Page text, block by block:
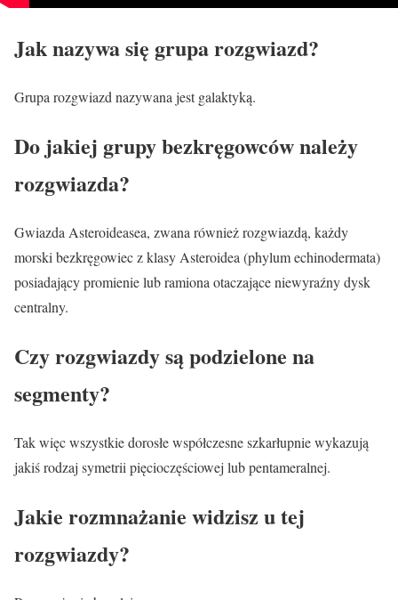
Jak nazywa się grupa rozgwiazd?
Grupa rozgwiazd nazywana jest galaktyką.
Do jakiej grupy bezkręgowców należy
rozgwiazda?
Gwiazda Asteroideasea, zwana również rozgwiazdą, każdy
morski bezkręgowiec z klasy Asteroidea (phylum echinodermata)
posiadający promienie lub ramiona otaczające niewyraźny dysk
centralny.
Czy rozgwiazdy są podzielone na
segmenty?
Tak więc wszystkie dorosłe współczesne szkarłupnie wykazują
jakiś rodzaj symetrii pięcioczęściowej lub pentameralnej.
Jakie rozmnażanie widzisz u tej
rozgwiazdy?